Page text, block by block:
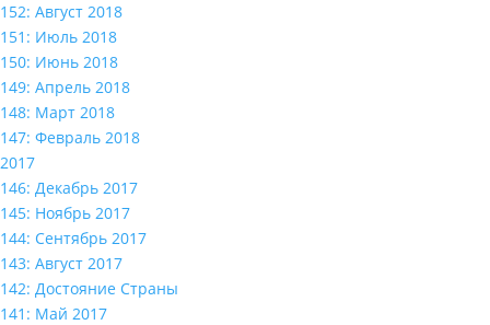
152: Август 2018
151: Июль 2018
150: Июнь 2018
149: Апрель 2018
148: Март 2018
147: Февраль 2018
2017
146: Декабрь 2017
145: Ноябрь 2017
144: Сентябрь 2017
143: Август 2017
142: Достояние Страны
141: Май 2017